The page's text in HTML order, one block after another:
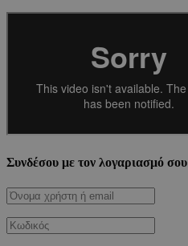
Συνδέσου με τον λογαριασμό σου